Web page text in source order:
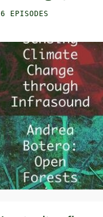
6 EPISODES